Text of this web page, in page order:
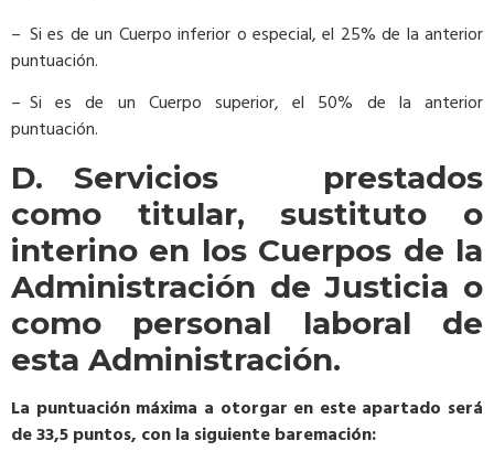
– Si es de un Cuerpo inferior o especial, el 25% de la anterior
puntuación.
– Si es de un Cuerpo superior, el 50% de la anterior
puntuación.
D. Servicios prestados
como titular, sustituto o
interino en los Cuerpos de la
Administración de Justicia o
como personal laboral de
esta Administración.
La puntuación máxima a otorgar en este apartado será
de 33,5 puntos, con la siguiente baremación: